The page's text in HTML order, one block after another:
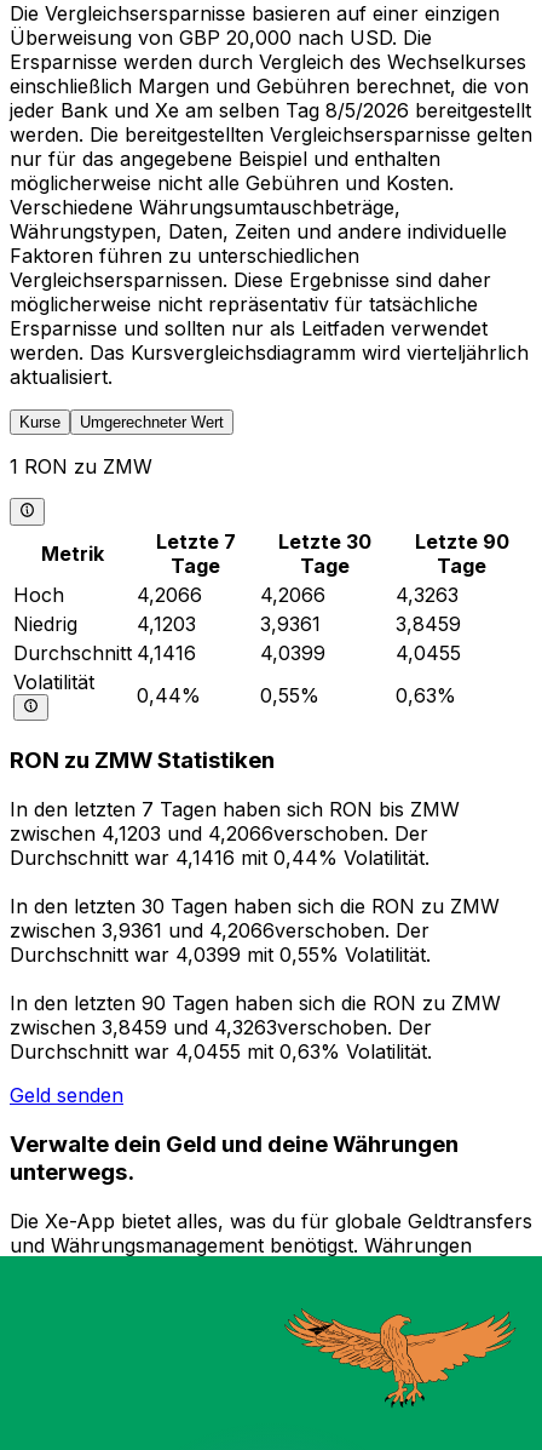
Die Vergleichsersparnisse basieren auf einer einzigen
Überweisung von GBP 20,000 nach USD. Die
Ersparnisse werden durch Vergleich des Wechselkurses
einschließlich Margen und Gebühren berechnet, die von
jeder Bank und Xe am selben Tag 8/5/2026 bereitgestellt
werden. Die bereitgestellten Vergleichsersparnisse gelten
nur für das angegebene Beispiel und enthalten
möglicherweise nicht alle Gebühren und Kosten.
Verschiedene Währungsumtauschbeträge,
Währungstypen, Daten, Zeiten und andere individuelle
Faktoren führen zu unterschiedlichen
Vergleichsersparnissen. Diese Ergebnisse sind daher
möglicherweise nicht repräsentativ für tatsächliche
Ersparnisse und sollten nur als Leitfaden verwendet
werden. Das Kursvergleichsdiagramm wird vierteljährlich
aktualisiert.
Kurse Umgerechneter Wert
1 RON zu ZMW
Metrik
Letzte 7
Tage
Letzte 30
Tage
Letzte 90
Tage
Hoch
4,2066 4,2066
4,3263
Niedrig
4,1203 3,9361
3,8459
Durchschnitt 4,1416 4,0399
4,0455
Volatilität
0,44% 0,55% 0,63%
RON zu ZMW Statistiken
In den letzten 7 Tagen haben sich RON bis ZMW
zwischen 4,1203 und 4,2066verschoben. Der
Durchschnitt war 4,1416 mit 0,44% Volatilität.
In den letzten 30 Tagen haben sich die RON zu ZMW
zwischen 3,9361 und 4,2066verschoben. Der
Durchschnitt war 4,0399 mit 0,55% Volatilität.
In den letzten 90 Tagen haben sich die RON zu ZMW
zwischen 3,8459 und 4,3263verschoben. Der
Durchschnitt war 4,0455 mit 0,63% Volatilität.
Geld senden
Verwalte dein Geld und deine Währungen
unterwegs.
Die Xe-App bietet alles, was du für globale Geldtransfers
und Währungsmanagement benötigst. Währungen
Gebühren. Heute herunterladen!